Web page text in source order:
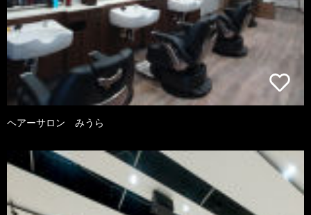
ヘアーサロン みうら